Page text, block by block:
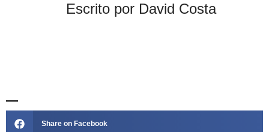
Escrito por David Costa
Share on Facebook